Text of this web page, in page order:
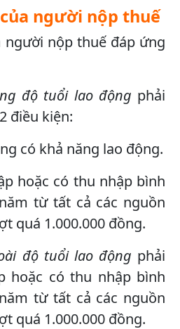
người nộp thuế
người nộp thuế đáp ứng
độ tuổi lao động phải
điều kiện:
có khả năng lao động.
hoặc có thu nhập bình
từ tất cả các nguồn
quá 1.000.000 đồng.
độ tuổi lao động phải
hoặc có thu nhập bình
từ tất cả các nguồn
quá 1.000.000 đồng.